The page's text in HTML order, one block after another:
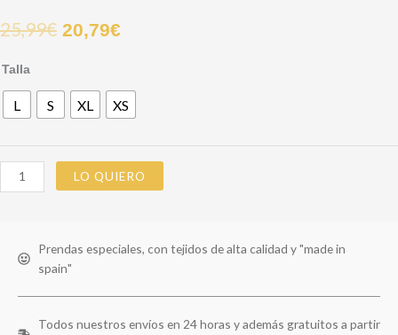
25,99€ 20,79€
Talla
L S XL XS
LO QUIERO
Prendas especiales, con tejidos de alta calidad y "made in
spain"
Todos nuestros envíos en 24 horas y además gratuitos a partir